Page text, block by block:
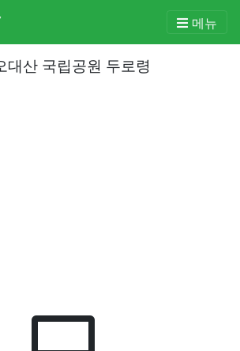
메뉴
대산 국립공원 두로령